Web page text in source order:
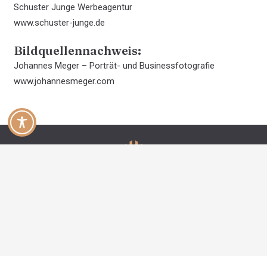
Schuster Junge Werbeagentur
www.schuster-junge.de
Bildquellennachweis:
Johannes Meger – Porträt- und Businessfotografie
www.johannesmeger.com